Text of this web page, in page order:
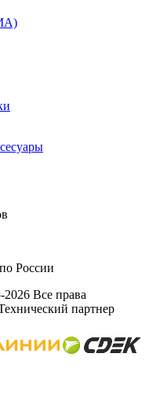
России
Все права
партнер